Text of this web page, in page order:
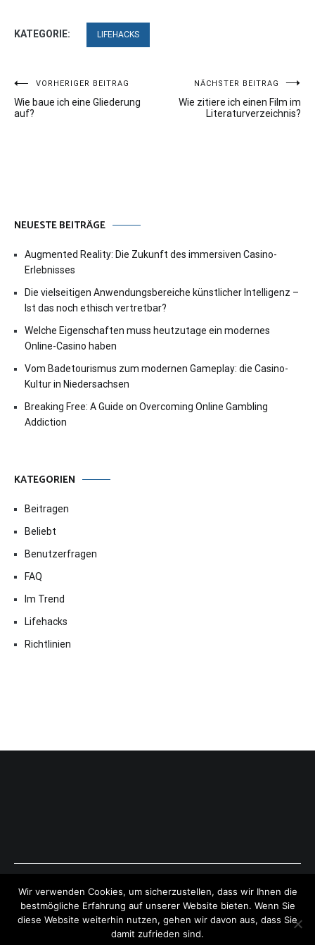
KATEGORIE: LIFEHACKS
Beitragsnavigation
VORHERIGER BEITRAG
Wie baue ich eine Gliederung
auf?
NÄCHSTER BEITRAG
Wie zitiere ich einen Film im
Literaturverzeichnis?
NEUESTE BEITRÄGE
Augmented Reality: Die Zukunft des immersiven Casino-
Erlebnisses
Die vielseitigen Anwendungsbereiche künstlicher Intelligenz –
Ist das noch ethisch vertretbar?
Welche Eigenschaften muss heutzutage ein modernes
Online-Casino haben
Vom Badetourismus zum modernen Gameplay: die Casino-
Kultur in Niedersachsen
Breaking Free: A Guide on Overcoming Online Gambling
Addiction
KATEGORIEN
Beitragen
Beliebt
Benutzerfragen
FAQ
Im Trend
Lifehacks
Richtlinien
Copyright © 2026ExpressAntworten.com . All rights reserved.
Theme:Cenote by ThemeGrill. Powered byWordPress .
Wir verwenden Cookies, um sicherzustellen, dass wir Ihnen die
bestmögliche Erfahrung auf unserer Website bieten. Wenn Sie
diese Website weiterhin nutzen, gehen wir davon aus, dass Sie
damit zufrieden sind.